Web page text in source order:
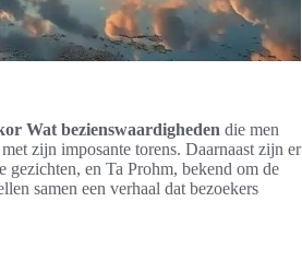
Wat bezienswaardigheden die men
zijn imposante torens. Daarnaast zijn er
en Ta Prohm, bekend om de
samen een verhaal dat bezoekers